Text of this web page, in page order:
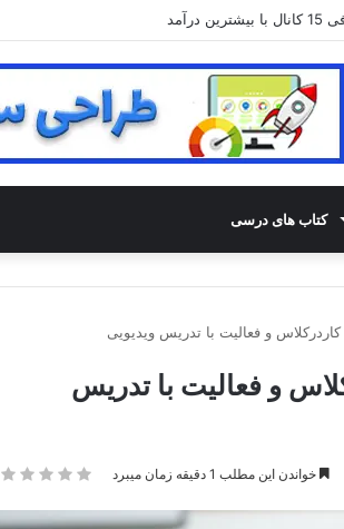
کتاب های درسی
و فعالیت با تدریس
خواندن این مطلب 1 دقیقه زمان میبرد